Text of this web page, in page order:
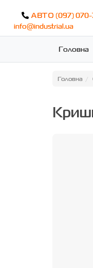
АВТО (097) 070-
info@industrial.ua
Головна
Головна